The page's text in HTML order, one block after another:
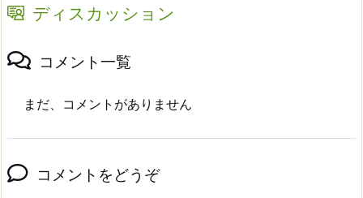
ディスカッション
コメント一覧
まだ、コメントがありません
コメントをどうぞ